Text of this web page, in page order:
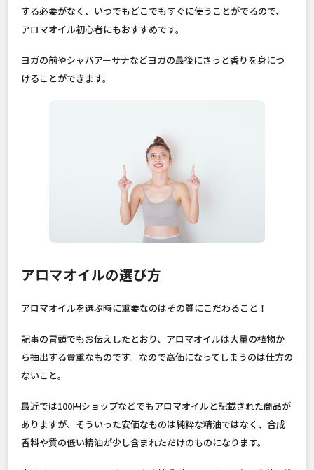
する必要がなく、いつでもどこでもすぐに使うことがでるので、
アロマオイル初心者にもおすすめです。
ヨガの前やシャバアーサナなどヨガの最後にさっと香りを身につ
けることができます。
アロマオイルの選び方
アロマオイルを選ぶ時に重要なのはその質にこだわること！
記事の冒頭でもお伝えしたとおり、アロマオイルは大量の植物か
ら抽出する貴重なものです。なので高価になってしまうのは仕方の
ないこと。
最近では100円ショップなどでもアロマオイルと記載された商品が
ありますが、そういった安価なものは純粋な精油ではなく、合成
香料や質の低い精油が少し含まれただけのものになります。